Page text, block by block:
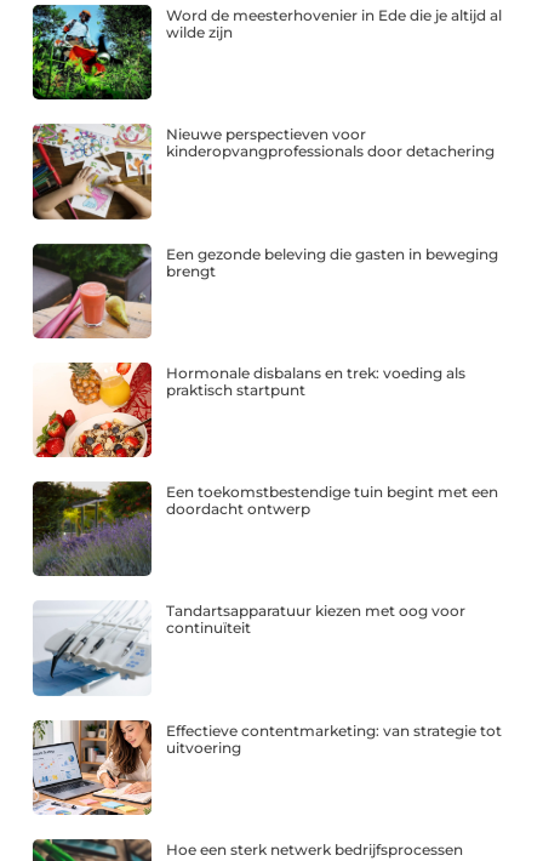
Word de meesterhovenier in Ede die je altijd al
wilde zijn
Nieuwe perspectieven voor
kinderopvangprofessionals door detachering
Een gezonde beleving die gasten in beweging
brengt
Hormonale disbalans en trek: voeding als
praktisch startpunt
Een toekomstbestendige tuin begint met een
doordacht ontwerp
Tandartsapparatuur kiezen met oog voor
continuïteit
Effectieve contentmarketing: van strategie tot
uitvoering
Hoe een sterk netwerk bedrijfsprocessen